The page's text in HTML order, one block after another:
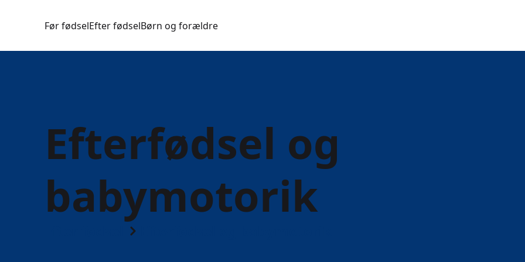
Før fødselEfter fødselBørn og forældre
Efterfødsel og
babymotorik